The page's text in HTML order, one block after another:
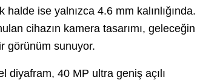
halde ise yalnızca 4.6 mm kalınlığında.
cihazın kamera tasarımı, geleceğin
görünüm sunuyor.
diyafram, 40 MP ultra geniş açılı